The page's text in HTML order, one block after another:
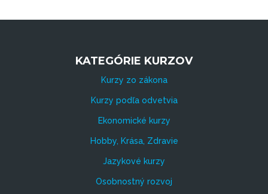
KATEGÓRIE KURZOV
Kurzy zo zákona
Kurzy podľa odvetvia
Ekonomické kurzy
Hobby, Krása, Zdravie
Jazykové kurzy
Osobnostný rozvoj